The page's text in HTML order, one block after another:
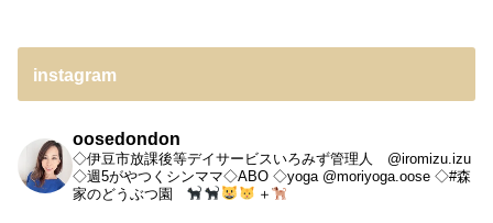
instagram
oosedondon
◇伊豆市放課後等デイサービスいろみず管理人 @iromizu.izu
◇週5がやつくシンママ◇ABO ◇yoga @moriyoga.oose ◇#森
家のどうぶつ園
＋